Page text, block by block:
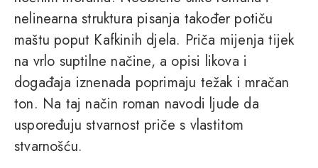
nelinearna struktura pisanja također potiču
maštu poput Kafkinih djela. Priča mijenja tijek
na vrlo suptilne načine, a opisi likova i
događaja iznenada poprimaju težak i mračan
ton. Na taj način roman navodi ljude da
uspoređuju stvarnost priče s vlastitom
stvarnošću.